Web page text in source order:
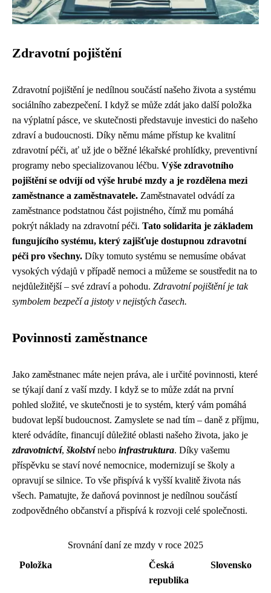
Zdravotní pojištění
Zdravotní pojištění je nedílnou součástí našeho života a systému
sociálního zabezpečení. I když se může zdát jako další položka
na výplatní pásce, ve skutečnosti představuje investici do našeho
zdraví a budoucnosti. Díky němu máme přístup ke kvalitní
zdravotní péči, ať už jde o běžné lékařské prohlídky, preventivní
programy nebo specializovanou léčbu. Výše zdravotního
pojištění se odvíjí od výše hrubé mzdy a je rozdělena mezi
zaměstnance a zaměstnavatele. Zaměstnavatel odvádí za
zaměstnance podstatnou část pojistného, čímž mu pomáhá
pokrýt náklady na zdravotní péči. Tato solidarita je základem
fungujícího systému, který zajišťuje dostupnou zdravotní
péči pro všechny. Díky tomuto systému se nemusíme obávat
vysokých výdajů v případě nemoci a můžeme se soustředit na to
nejdůležitější – své zdraví a pohodu. Zdravotní pojištění je tak
symbolem bezpečí a jistoty v nejistých časech.
Povinnosti zaměstnance
Jako zaměstnanec máte nejen práva, ale i určité povinnosti, které
se týkají daní z vaší mzdy. I když se to může zdát na první
pohled složité, ve skutečnosti je to systém, který vám pomáhá
budovat lepší budoucnost. Zamyslete se nad tím – daně z příjmu,
které odvádíte, financují důležité oblasti našeho života, jako je
zdravotnictví, školstvínebo infrastruktura. Díky vašemu
příspěvku se staví nové nemocnice, modernizují se školy a
opravují se silnice. To vše přispívá k vyšší kvalitě života nás
všech. Pamatujte, že daňová povinnost je nedílnou součástí
zodpovědného občanství a přispívá k rozvoji celé společnosti.
Srovnání daní ze mzdy v roce 2025
Položka
Česká
republika
Slovensko